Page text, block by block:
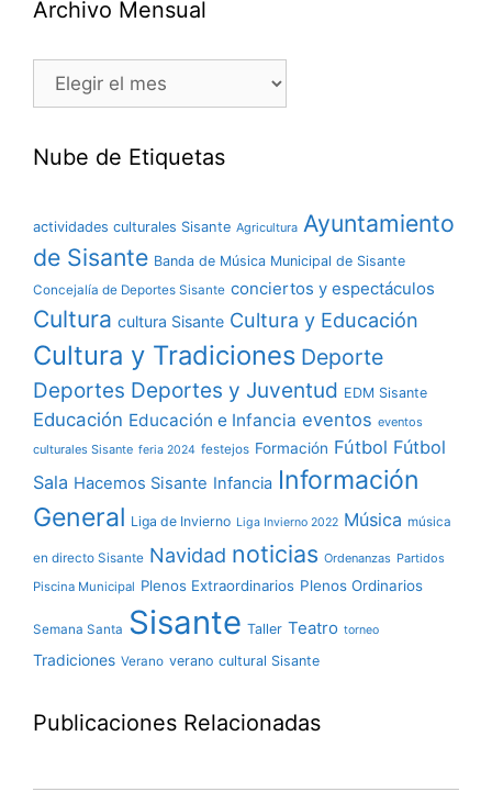
Archivo Mensual
Nube de Etiquetas
actividades culturales Sisante Agricultura Ayuntamiento
de Sisante Banda de Música Municipal de Sisante
Concejalía de Deportes Sisante conciertos y espectáculos
Cultura cultura Sisante Cultura y Educación
Cultura y Tradiciones Deporte
Deportes Deportes y Juventud EDM Sisante
Educación Educación e Infancia eventos eventos
culturales Sisante feria 2024 festejos Formación Fútbol Fútbol
Sala Hacemos Sisante Infancia Información
General Liga de Invierno Liga Invierno 2022 Música música
en directo Sisante Navidad noticias Ordenanzas Partidos
Piscina Municipal Plenos Extraordinarios Plenos Ordinarios
Semana Santa Sisante Taller Teatro torneo
Tradiciones Verano verano cultural Sisante
Publicaciones Relacionadas